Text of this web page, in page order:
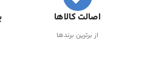
اصالت کالاها
از برترین برندها